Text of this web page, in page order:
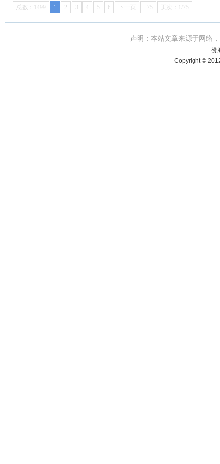
总数：1499 1 2 3 4 5 6 下一页 ..75 页次：1/75
声明：本站文章来源于网络
赞
Copyright ©